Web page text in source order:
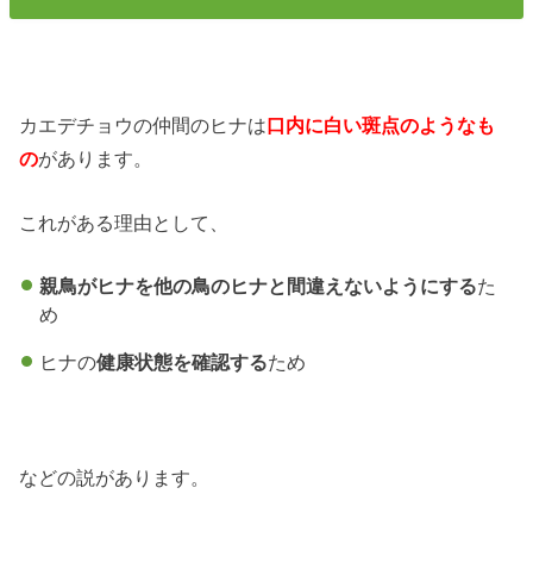
カエデチョウの仲間のヒナは口内に白い斑点のようなも
のがあります。
これがある理由として、
親鳥がヒナを他の鳥のヒナと間違えないようにするた
め
ヒナの健康状態を確認するため
などの説があります。